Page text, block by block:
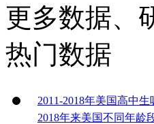
更多数据、
热门数据
2011-2018年美国高中
2018年来美国不同年龄